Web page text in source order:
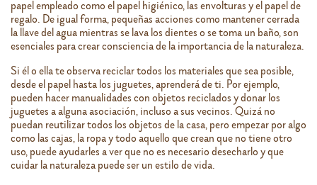
papel empleado como el papel higiénico, las envolturas y el papel de
regalo. De igual forma, pequeñas acciones como mantener cerrada
la llave del agua mientras se lava los dientes o se toma un baño, son
esenciales para crear consciencia de la importancia de la naturaleza.
Si él o ella te observa reciclar todos los materiales que sea posible,
desde el papel hasta los juguetes, aprenderá de ti. Por ejemplo,
pueden hacer manualidades con objetos reciclados y donar los
juguetes a alguna asociación, incluso a sus vecinos. Quizá no
puedan reutilizar todos los objetos de la casa, pero empezar por algo
como las cajas, la ropa y todo aquello que crean que no tiene otro
uso, puede ayudarles a ver que no es necesario desecharlo y que
cuidar la naturaleza puede ser un estilo de vida.